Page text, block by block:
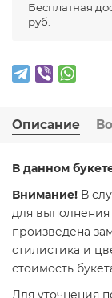
Бесплатная
руб.
Описание
В данном
Внимание! В
для
произведена
стилистика и
стоимость